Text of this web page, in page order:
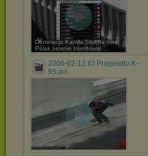
Dominacja Kamila Stocha trwa!
Polak pewnie triumfował ...
2006-02-12 IO Pragelatto K-
95.avi